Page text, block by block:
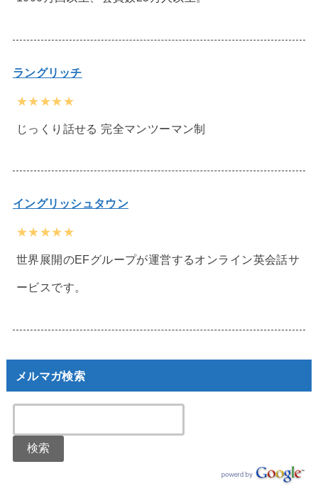
ラングリッチ
★★★★★
じっくり話せる 完全マンツーマン制
イングリッシュタウン
★★★★★
世界展開のEFグループが運営するオンライン英会話サ
ービスです。
メルマガ検索